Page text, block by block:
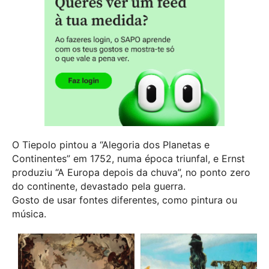
O Tiepolo pintou a “Alegoria dos Planetas e
Continentes” em 1752, numa época triunfal, e Ernst
produziu “A Europa depois da chuva”, no ponto zero
do continente, devastado pela guerra.
Gosto de usar fontes diferentes, como pintura ou
música.